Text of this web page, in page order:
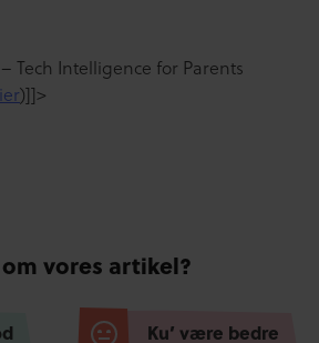
Tech Intelligence for Parents
)]]>
vores artikel?
Ku’ være bedre